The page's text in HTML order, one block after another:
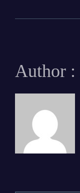
Author :